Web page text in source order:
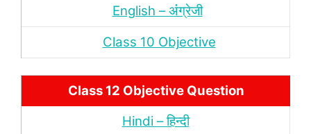
English – अंंग्रेजी
Class 10 Objective
Class 12 Objective Question
Hindi – हिन्‍दी